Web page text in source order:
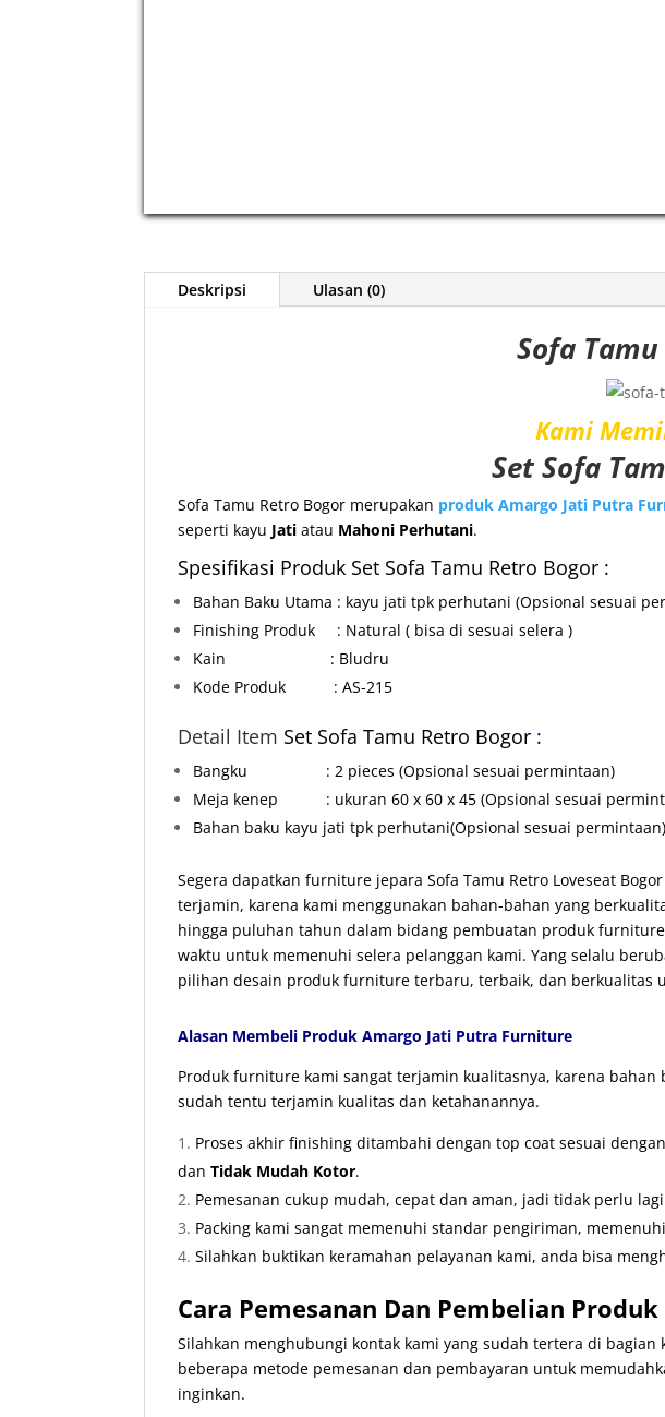
Deskripsi Ulasan (0)
Sofa
Kami
SetSofa
Sofa Tamu Retro Bogor merupakan produk Amargo Jati Putra
seperti kayu Jati atau Mahoni Perhutani.
Spesifikasi Produk Set Sofa Tamu Retro Bogor :
Bahan Baku Utama : kayu jati tpk perhutani (Opsional sesuai
Finishing Produk : Natural ( bisa di sesuai selera )
Kain : Bludru
Kode Produk : AS-215
Detail Item Set Sofa Tamu Retro Bogor :
Bangku : 2 pieces (Opsional sesuai permintaan)
Meja kenep
: ukuran 60 x 60 x 45 (Opsional sesuai
Bahan baku kayu jati tpk perhutani(Opsional sesuai permintaan)
Segera dapatkan furniture jepara Sofa Tamu Retro Loveseat
terjamin, karena kami menggunakan bahan-bahan yang
hingga puluhan tahun dalam bidang pembuatan produk
waktu untuk memenuhi selera pelanggan kami. Yang selalu
pilihan desain produk furniture terbaru, terbaik, dan berkualitas
Alasan Membeli Produk Amargo Jati Putra Furniture
Produk furniture kami sangat terjamin kualitasnya, karena bahan
sudah tentu terjamin kualitas dan ketahanannya.
Proses akhir finishing ditambahi dengan top coat sesuai
dan Tidak Mudah Kotor.
Pemesanan cukup mudah, cepat dan aman, jadi tidak perlu
Packing kami sangat memenuhi standar pengiriman,
Silahkan buktikan keramahan pelayanan kami, anda bisa
Cara Pemesanan Dan Pembelian
Silahkan menghubungi kontak kami yang sudah tertera di
beberapa metode pemesanan dan pembayaran untuk
inginkan.